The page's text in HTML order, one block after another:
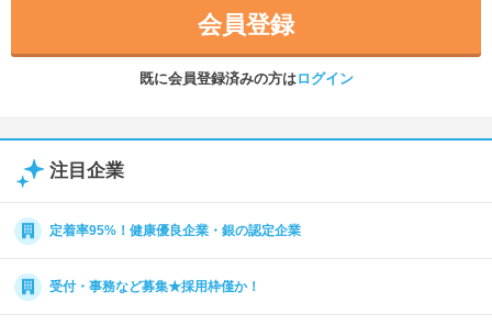
会員登録
既に会員登録済みの方はログイン
注目企業
定着率95%！健康優良企業・銀の認定企業
受付・事務など募集★採用枠僅か！